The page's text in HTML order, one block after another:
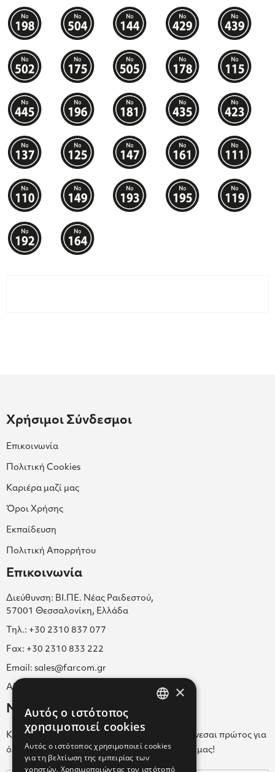
Χρήσιμοι Σύνδεσμοι
Επικοινωνία
Πολιτική Cookies
Καριέρα μαζί μας
Όροι Χρήσης
Εκπαίδευση
Πολιτική Απορρήτου
Επικοινωνία
Διεύθυνση: ΒΙ.ΠΕ. Νέας Ραιδεστού,
57001 Θεσσαλονίκη, Ελλάδα
Τηλ.: +30 2310 837 077
Fax: +30 2310 833 222
Email: sales@farcom.gr
ΑΡ.Γ.Ε.ΜΗ. 038365205000
Newsletter
Κάνε εγγραφή στο Newsletter για να ενημερώνεσαι πρώτος για
όλα τα νέα μας και τα ολοκαίνουρια προϊόντα μας!
×
Αυτός ο ιστότοπος
χρησιμοποιεί cookies
Αυτός ο ιστότοπος χρησιμοποιεί cookies
για τη βελτίωση της εμπειρίας των
χρηστών. Χρησιμοποιώντας τον ιστότοπό